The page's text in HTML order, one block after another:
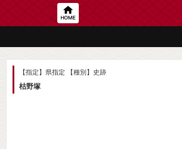
【指定】県指定 【種別】史跡
枯野塚